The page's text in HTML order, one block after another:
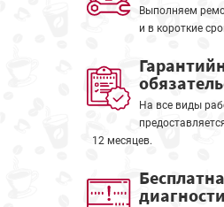
Выполняем
и в короткие
На все виды
12 месяцев.